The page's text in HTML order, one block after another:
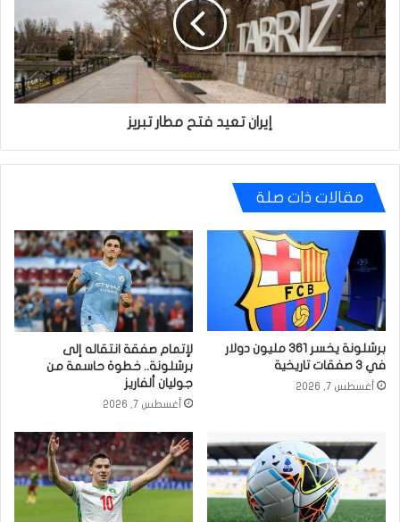
مطار
تبريز
إيران تعيد فتح مطار تبريز
مقالات ذات صلة
برشلونة يخسر 361 مليون دولار
في 3 صفقات تاريخية
أغسطس 7, 2026
لإتمام صفقة انتقاله إلى
برشلونة.. خطوة حاسمة من
جوليان ألفاريز
أغسطس 7, 2026